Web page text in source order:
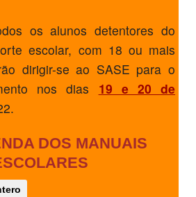
os alunos detentores do
escolar, com 18 ou mais
dirigir-se ao SASE para o
nos dias 19 e 20 de
DOS MANUAIS